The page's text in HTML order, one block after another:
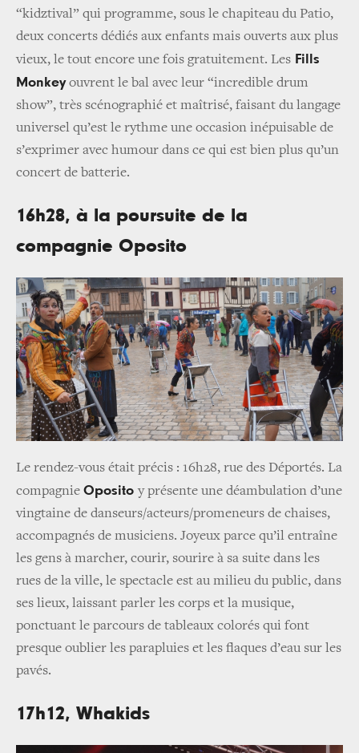
“kidztival” qui programme, sous le chapiteau du Patio,
deux concerts dédiés aux enfants mais ouverts aux plus
vieux, le tout encore une fois gratuitement. Les Fills
Monkeyouvrent le bal avec leur “incredible drum
show”, très scénographié et maîtrisé, faisant du langage
universel qu’est le rythme une occasion inépuisable de
s’exprimer avec humour dans ce qui est bien plus qu’un
concert de batterie.
16h28, à la poursuite de la
compagnie Oposito
Le rendez-vous était précis : 16h28, rue des Déportés. La
compagnie Opositoy présente une déambulation d’une
vingtaine de danseurs/acteurs/promeneurs de chaises,
accompagnés de musiciens. Joyeux parce qu’il entraîne
les gens à marcher, courir, sourire à sa suite dans les
rues de la ville, le spectacle est au milieu du public, dans
ses lieux, laissant parler les corps et la musique,
ponctuant le parcours de tableaux colorés qui font
presque oublier les parapluies et les flaques d’eau sur les
pavés.
17h12, Whakids